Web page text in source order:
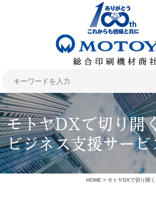
モトヤDXで切り開
ビジネス支援サービ
HOME> モトヤDXで切り開